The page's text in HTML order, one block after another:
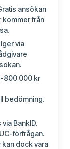
ansökan
kommer från
via
800 000 kr
bedömning.
BankID.
förfrågan.
dock vara